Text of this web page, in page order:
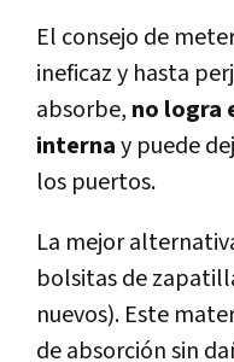
El consejo de
ineficaz y hasta
absorbe, no logra
internay puede
los puertos.
La mejor
bolsitas de
nuevos). Este
de absorción sin